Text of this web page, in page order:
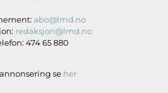
abo@lmd.no
redaksjon@lmd.no
474 65 880
se her